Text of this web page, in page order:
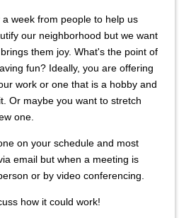
week from people to help us
our neighborhood but we want
them joy. What's the point of
fun? Ideally, you are offering
work or one that is a hobby and
Or maybe you want to stretch
one.
on your schedule and most
email but when a meeting is
or by video conferencing.
how it could work!